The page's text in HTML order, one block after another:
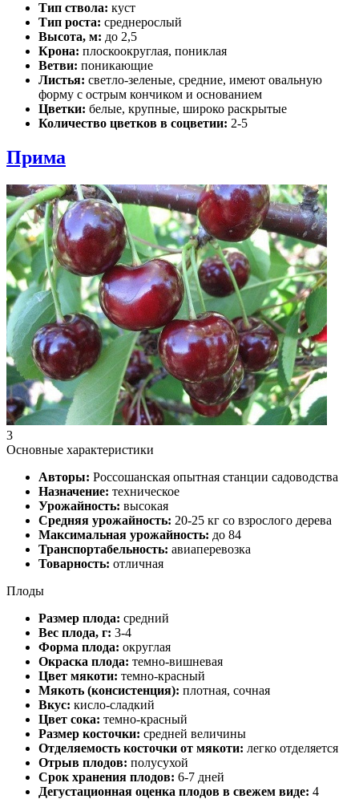
Тип ствола: куст
Тип роста: среднерослый
Высота, м: до 2,5
Крона: плоскоокруглая, пониклая
Ветви: поникающие
Листья: светло-зеленые, средние, имеют овальную
форму с острым кончиком и основанием
Цветки: белые, крупные, широко раскрытые
Количество цветков в соцветии: 2-5
Прима
3
Основные характеристики
Авторы: Россошанская опытная станции садоводства
Назначение: техническое
Урожайность: высокая
Средняя урожайность: 20-25 кг со взрослого дерева
Максимальная урожайность: до 84
Транспортабельность: авиаперевозка
Товарность: отличная
Плоды
Размер плода: средний
Вес плода, г: 3-4
Форма плода: округлая
Окраска плода: темно-вишневая
Цвет мякоти: темно-красный
Мякоть (консистенция): плотная, сочная
Вкус: кисло-сладкий
Цвет сока: темно-красный
Размер косточки: средней величины
Отделяемость косточки от мякоти: легко отделяется
Отрыв плодов: полусухой
Срок хранения плодов: 6-7 дней
Дегустационная оценка плодов в свежем виде: 4